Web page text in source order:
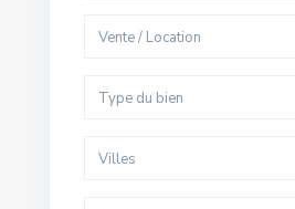
Vente / Location
Type du bien
Villes